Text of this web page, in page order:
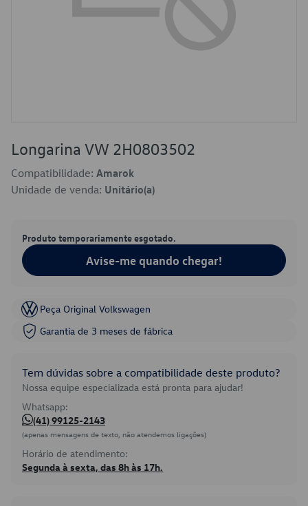
Longarina VW 2H0803502
Compatibilidade: Amarok
Unidade de venda: Unitário(a)
Produto temporariamente esgotado.
Avise-me quando chegar!
Peça Original Volkswagen
Garantia de 3 meses de fábrica
Tem dúvidas sobre a compatibilidade deste produto?
Nossa equipe especializada está pronta para ajudar!
Whatsapp:
(41) 99125-2143
(apenas mensagens de texto, não atendemos ligações)
Horário de atendimento:
Segunda à sexta, das 8h às 17h.